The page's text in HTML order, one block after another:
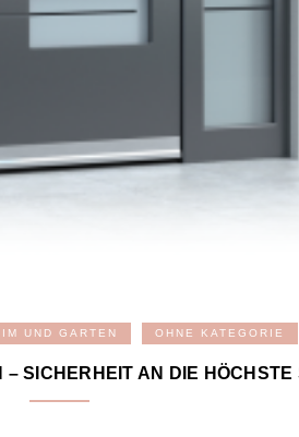
UND GARTEN OHNE KATEGORIE
SICHERHEIT AN DIE HÖCHSTE